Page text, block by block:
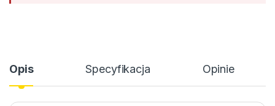
Opis Specyfikacja Opinie